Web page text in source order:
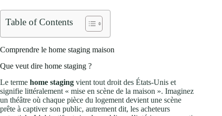
Table of Contents
Comprendre le home staging maison
Que veut dire home staging ?
Le terme home staging vient tout droit des États-Unis et
signifie littéralement « mise en scène de la maison ». Imaginez
un théâtre où chaque pièce du logement devient une scène
prête à captiver son public, autrement dit, les acheteurs